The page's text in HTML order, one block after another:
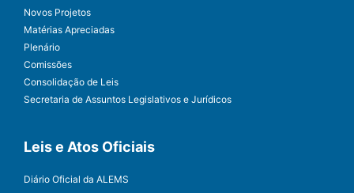
Novos Projetos
Matérias Apreciadas
Plenário
Comissões
Consolidação de Leis
Secretaria de Assuntos Legislativos e Jurídicos
Leis e Atos Oficiais
Diário Oficial da ALEMS